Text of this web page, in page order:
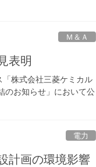
Ｍ＆Ａ
表明
株式会社三菱ケミカル
のお知らせ」において公
電力
計画の環境影響